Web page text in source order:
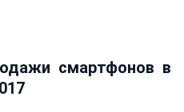
смартфонов в